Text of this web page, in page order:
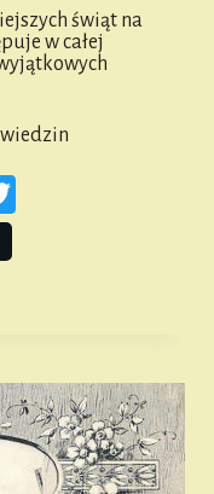
świąt na
w całej